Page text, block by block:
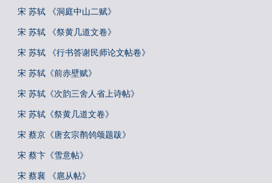
宋 苏轼 《洞庭中山二赋》
宋 苏轼 《祭黄几道文卷》
宋 苏轼 《行书答谢民师论文帖卷》
宋 苏轼《前赤壁赋》
宋 苏轼《次韵三舍人省上诗帖》
宋 苏轼《祭黄几道文卷》
宋 蔡京《唐玄宗鹡鸰颂题跋》
宋 蔡卞《雪意帖》
宋 蔡襄 《扈从帖》